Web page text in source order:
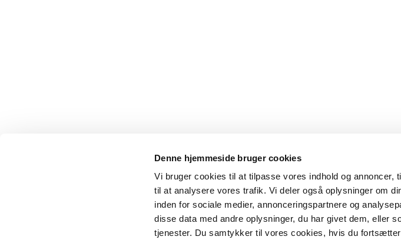
Denne hjemmeside bruger cookies
Vi bruger cookies til at tilpasse vores indhold og annoncer,
til at analysere vores trafik. Vi deler også oplysninger om
inden for sociale medier, annonceringspartnere og
disse data med andre oplysninger, du har givet dem, eller
tjenester. Du samtykker til vores cookies, hvis du